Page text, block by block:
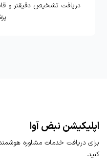
دریافت تشخیص دقیقتر و
اپلیکیشن نبض آوا
برای دریافت خدمات مشاوره
کنید.